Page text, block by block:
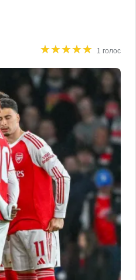
★★★★★
★★★★★ 1 голос